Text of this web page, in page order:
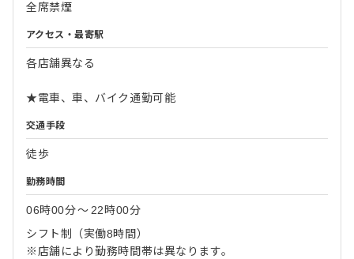
全席禁煙
アクセス・最寄駅
各店舗異なる
★電車、車、バイク通勤可能
交通手段
徒歩
勤務時間
06時00分〜 22時00分
シフト制（実働8時間）
※店舗により勤務時間帯は異なります。